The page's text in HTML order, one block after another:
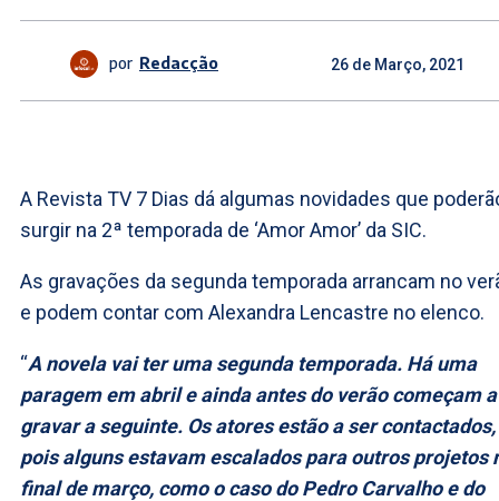
por Redacção 26 de Março, 2021
A Revista TV 7 Dias dá algumas novidades que
surgir na 2ª temporada de ‘Amor Amor’ da SIC.
As gravações da segunda temporada arrancam no
e podem contar com Alexandra Lencastre no elenco.
“A novela vai ter uma segunda temporada. Há uma
paragem em abril e ainda antes do verão começam a
gravar a seguinte. Os atores estão a ser contactados,
pois alguns estavam escalados para outros projetos
final de março, como o caso do Pedro Carvalho e do